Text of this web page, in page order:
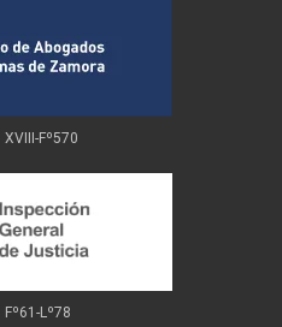
XVIII-Fº570
Fº61-Lº78